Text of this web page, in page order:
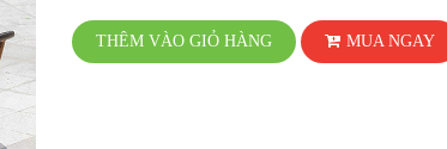
THÊM VÀO GIỎ HÀNG MUA NGAY